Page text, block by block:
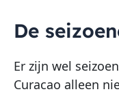
De
Er zijn wel
Curacao alleen